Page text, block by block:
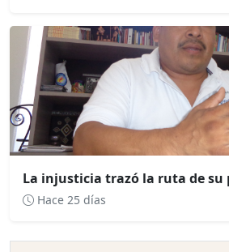
La injusticia trazó la ruta de su
Hace 25 días